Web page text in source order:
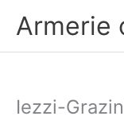
Armerie
Iezzi-